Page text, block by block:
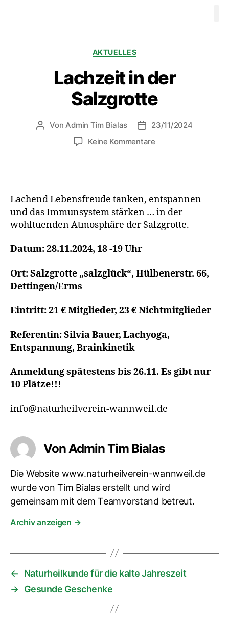
AKTUELLES
Lachzeit in der
Salzgrotte
Von Admin Tim Bialas
23/11/2024
Keine Kommentare
Lachend Lebensfreude tanken, entspannen
und das Immunsystem stärken … in der
wohltuenden Atmosphäre der Salzgrotte.
Datum: 28.11.2024, 18 -19 Uhr
Ort: Salzgrotte „salzglück“, Hülbenerstr. 66,
Dettingen/Erms
Eintritt: 21 € Mitglieder, 23 € Nichtmitglieder
Referentin: Silvia Bauer, Lachyoga,
Entspannung, Brainkinetik
Anmeldung spätestens bis 26.11. Es gibt nur
10 Plätze!!!
info@naturheilverein-wannweil.de
Von Admin Tim Bialas
Die Website www.naturheilverein-wannweil.de
wurde von Tim Bialas erstellt und wird
gemeinsam mit dem Teamvorstand betreut.
Archiv anzeigen →
←
Naturheilkunde für die kalte Jahreszeit
→ Gesunde Geschenke